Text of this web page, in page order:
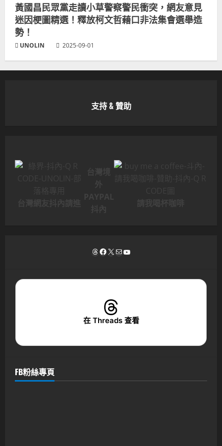
黃國昌民眾黨走讀小草警察警民衝突，網友意見
迷因梗圖精選！釋放柯文哲藉口非法集會選舉造
勢！
UNOLIN 2025-09-01
支持 & 贊助
Threads
Facebook
X 電子郵件YouTube
在 Threads 查看
FB粉絲專頁